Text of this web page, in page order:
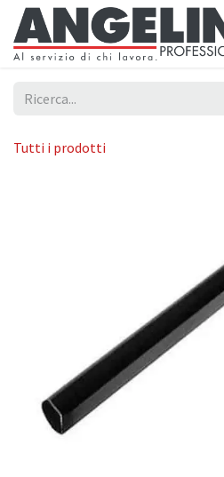
Passa al contenuto
Tutti i prodotti